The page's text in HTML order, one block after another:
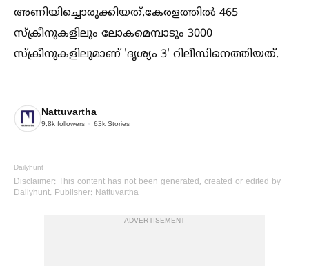
അണിയിച്ചൊരുക്കിയത്.കേരളത്തില്‍ 465
സ്‌ക്രീനുകളിലും ലോകമെമ്പാടും 3000
സ്‌ക്രീനുകളിലുമാണ് 'ദൃശ്യം 3' റിലീസിനെത്തിയത്.
Nattuvartha
9.8k followers 63k Stories
Dailyhunt
Disclaimer: This content has not been generated, created or edited by
Dailyhunt. Publisher: Nattuvartha
ADVERTISEMENT